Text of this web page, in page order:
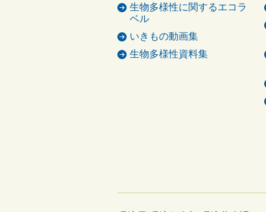
生物多様性に関するエコラ
ベル
いきもの動画集
生物多様性資料集